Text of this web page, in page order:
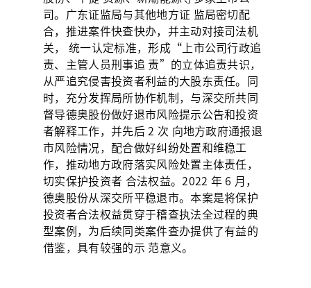
司。广东证监局与其他地方证 监局密切配
合，推进案件快查快办，并主动对接司法机
关， 统一认定标准，形成“上市公司行政追
责、主管人员刑事追 责”的立体追责共识，
从严追究侵害投资者利益的大股东责任。同
时，充分发挥局所协作机制，与深交所共同
督导德奥股份做好退市风险提示公告和投资
者解释工作，并先后 2 次 向地方政府通报退
市风险情况，配合做好纠纷处置和维稳工
作，推动地方政府落实风险处置主体责任，
切实保护投资者 合法权益。2022 年 6 月，
德奥股份从深交所平稳退市。本案是将保护
投资者合法权益贯穿于稽查执法全过程的典
型案例，为后续同类案件查办提供了有益的
借鉴，具有较强的示 范意义。